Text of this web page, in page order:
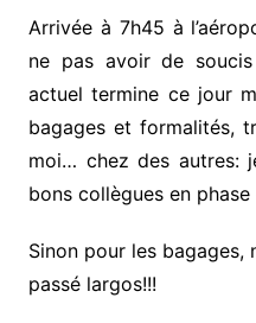
Arrivée à 7h45 à
ne pas avoir de
actuel termine ce jour
bagages et formalités,
moi… chez des autres:
bons collègues en
Sinon pour les bagages,
passé largos!!!